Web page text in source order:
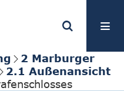
2 Marburger
2.1 Außenansicht